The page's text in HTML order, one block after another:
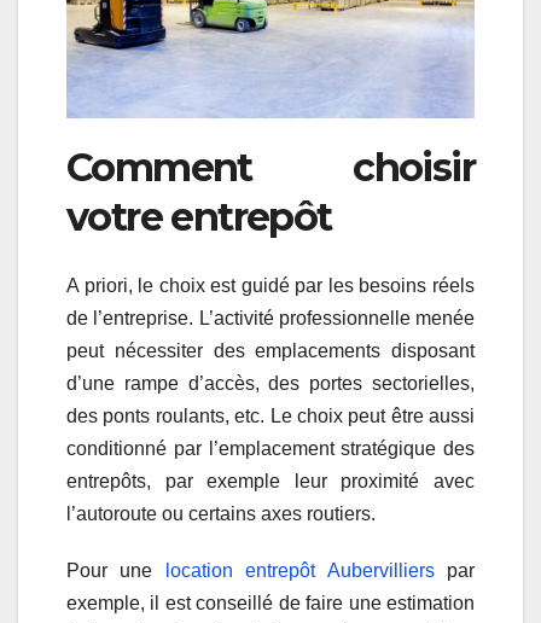
Comment choisir
votre entrepôt
A priori, le choix est guidé par les besoins réels
de l’entreprise. L’activité professionnelle menée
peut nécessiter des emplacements disposant
d’une rampe d’accès, des portes sectorielles,
des ponts roulants, etc. Le choix peut être aussi
conditionné par l’emplacement stratégique des
entrepôts, par exemple leur proximité avec
l’autoroute ou certains axes routiers.
Pour une location entrepôt Aubervillierspar
exemple, il est conseillé de faire une estimation